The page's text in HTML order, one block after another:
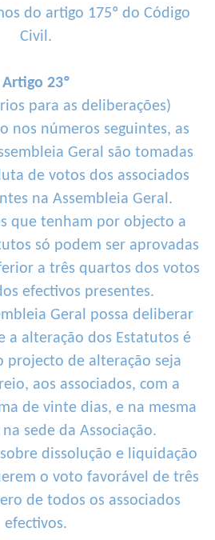
do artigo 175º do Código
Civil.
Artigo 23º
para as deliberações)
nos números seguintes, as
Geral são tomadas
de votos dos associados
na Assembleia Geral.
que tenham por objecto a
só podem ser aprovadas
a três quartos dos votos
efectivos presentes.
Geral possa deliberar
a alteração dos Estatutos é
projecto de alteração seja
aos associados, com a
de vinte dias, e na mesma
sede da Associação.
dissolução e liquidação
o voto favorável de três
de todos os associados
efectivos.